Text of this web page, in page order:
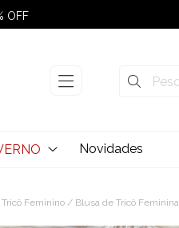
OFF
Novidades
Tricô Feminino / Blusa de Tricô Feminina